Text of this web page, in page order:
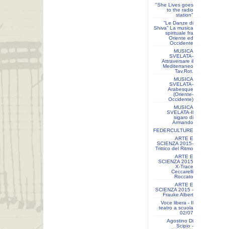
"She Lives goes
to the radio
station"
“Le Danze di
Shiva” La musica
spirituale fra
Oriente ed
Occidente
MUSICA
SVELATA-
Attraversare il
Mediterraneo
Tav.Rot.
MUSICA
SVELATA-
Arabesque
(Oriente-
Occidente)
MUSICA
SVELATA-Il
sigaro di
Armando
FEDERCULTURE
ARTE E
SCIENZA 2015-
Trittico del Ritmo
ARTE E
SCIENZA 2015
X-Trace
Ceccarelli
Roccato
ARTE E
SCIENZA 2015 -
Frauke Albert
Voce libera - Il
teatro a scuola
02/07
Agostino Di
Scipio -